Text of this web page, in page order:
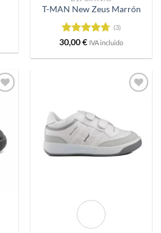
T-MAN New Zeus Marrón
Valorado
de 5
(3)
30,00€ IVA incluido